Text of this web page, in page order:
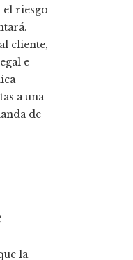
el riesgo
cliente,
e
a una
de
la